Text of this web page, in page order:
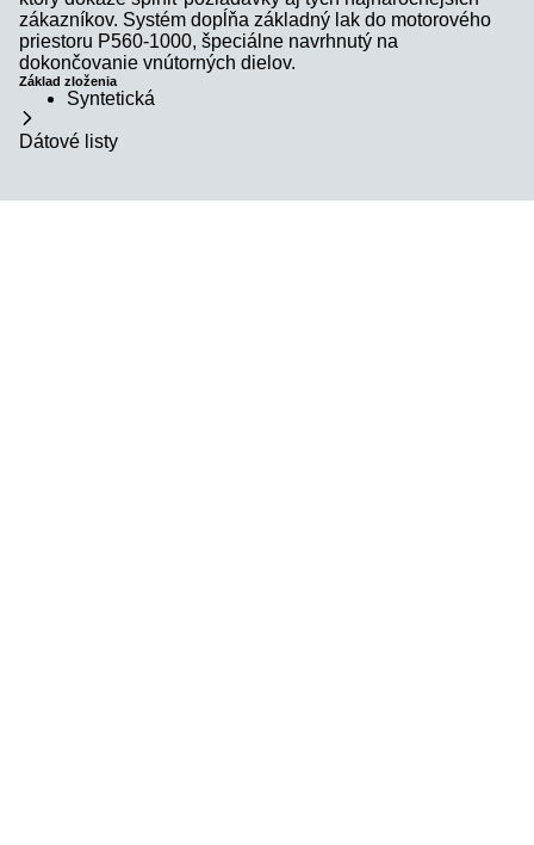
zákazníkov. Systém dopĺňa základný lak do motorového
priestoru P560-1000, špeciálne navrhnutý na
dokončovanie vnútorných dielov.
Základ zloženia
Syntetická
Dátové listy